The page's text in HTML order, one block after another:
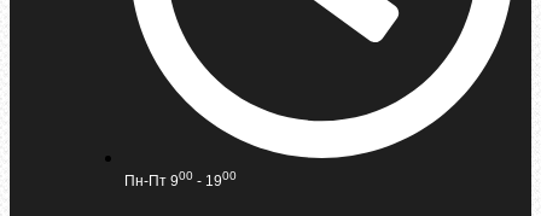
Пн-Пт 900 - 1900